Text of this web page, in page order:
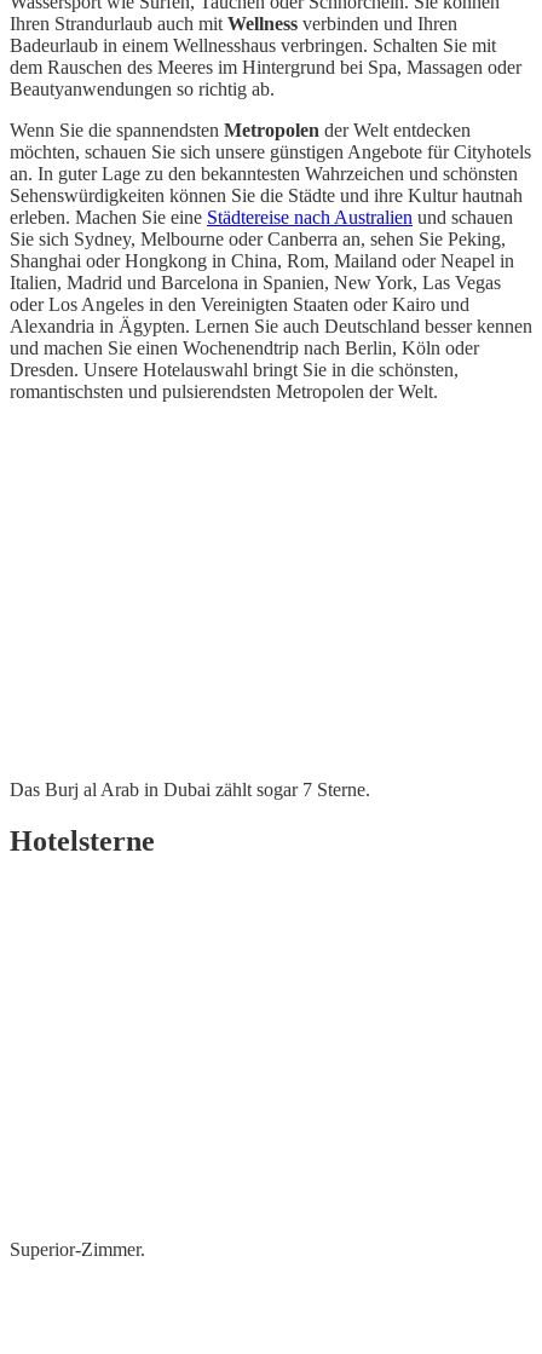
Ihren Strandurlaub auch mitWellness verbinden und Ihren
Badeurlaub in einem Wellnesshaus verbringen. Schalten Sie mit
dem Rauschen des Meeres im Hintergrund bei Spa, Massagen oder
Beautyanwendungen so richtig ab.
Wenn Sie die spannendsten Metropolen der Welt entdecken
möchten, schauen Sie sich unsere günstigen Angebote für Cityhotels
an. In guter Lage zu den bekanntesten Wahrzeichen und schönsten
Sehenswürdigkeiten können Sie die Städte und ihre Kultur hautnah
erleben. Machen Sie eine Städtereise nach Australien und schauen
Sie sich Sydney, Melbourne oder Canberra an, sehen Sie Peking,
Shanghai oder Hongkong in China, Rom, Mailand oder Neapel in
Italien, Madrid und Barcelona in Spanien, New York, Las Vegas
oder Los Angeles in den Vereinigten Staaten oder Kairo und
Alexandria in Ägypten. Lernen Sie auch Deutschland besser kennen
und machen Sie einen Wochenendtrip nach Berlin, Köln oder
Dresden. Unsere Hotelauswahl bringt Sie in die schönsten,
romantischsten und pulsierendsten Metropolen der Welt.
Das Burj al Arab in Dubai zählt sogar 7 Sterne.
Hotelsterne
Superior-Zimmer.